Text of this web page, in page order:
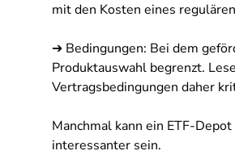
mit den Kosten eines
➔ Bedingungen: Bei dem
Produktauswahl begrenzt.
Vertragsbedingungen daher
Manchmal kann ein ETF-
interessanter sein.